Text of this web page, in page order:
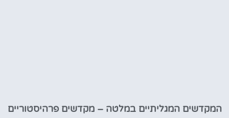
המקדשים המגליתיים במלטה – מקדשים פרהיסטוריים